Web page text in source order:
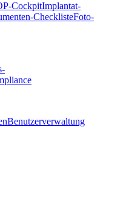
CockpitImplantat-
ChecklisteFoto-
Benutzerverwaltung